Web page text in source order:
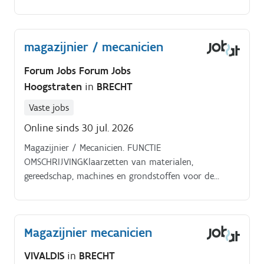
magazijnier / mecanicien
Forum Jobs Forum Jobs
Hoogstraten in BRECHT
Vaste jobs
Online sinds 30 jul. 2026
Magazijnier / Mecanicien. FUNCTIE
OMSCHRIJVINGKlaarzetten van materialen,
gereedschap, machines en grondstoffen voor de
AANBODVoltijdse job in een bouwbedrijf in Brecht.
Magazijnier mecanicien
VIVALDIS in BRECHT